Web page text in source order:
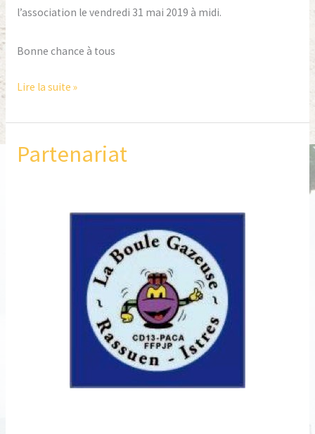
l’association le vendredi 31 mai 2019 à midi.
Bonne chance à tous
Lire la suite »
Partenariat
Partenariat